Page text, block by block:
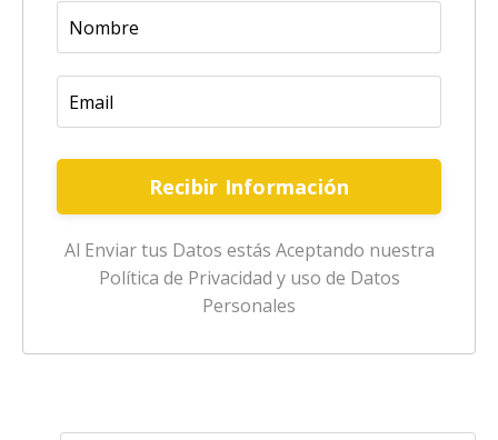
Recibir Información
Al Enviar tus Datos estás Aceptando nuestra
Política de Privacidad y uso de Datos
Personales